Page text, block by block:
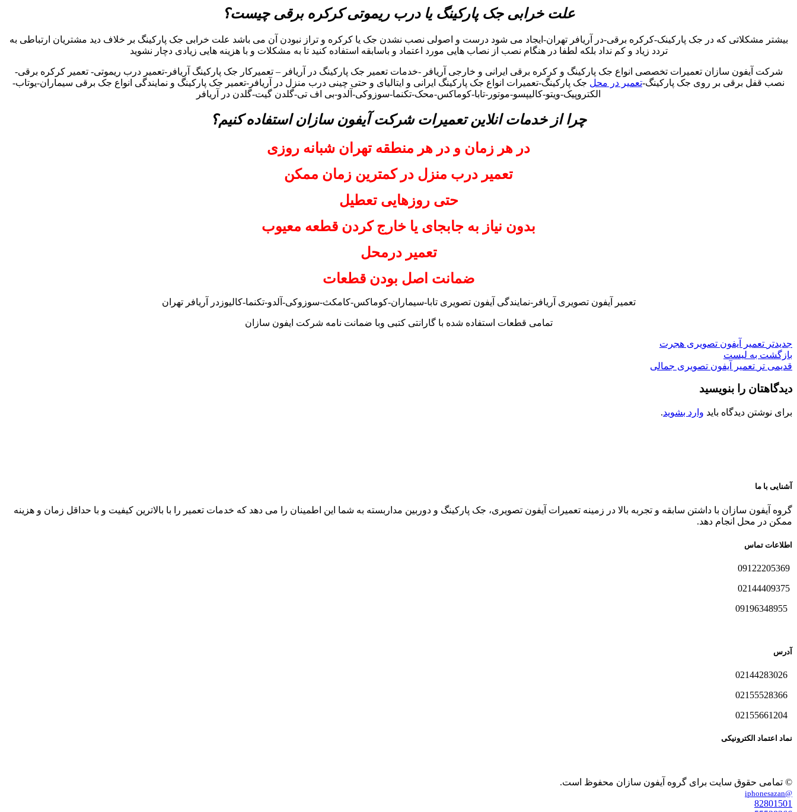
علت خرابی جک پارکینگ یا درب ریموتی کرکره برقی چیست؟
بیشتر مشکلاتی که در جک پارکینک-کرکره برقی-در آریافر تهران-ایجاد می شود درست و اصولی نصب نشدن جک یا کرکره و تراز نبودن آن می باشد علت خرابی جک پارکینگ بر خلاف دید مشتریان ارتباطی به
تردد زیاد و کم نداد بلکه لطفا در هنگام نصب از نصاب هایی مورد اعتماد و باسابقه استفاده کنید تا به مشکلات و با هزینه هایی زیادی دچار نشوید
شرکت آیفون سازان تعمیرات تخصصی انواع جک پارکینگ و کرکره برقی ایرانی و خارجی آریافر -خدمات تعمیر جک پارکینگ در آریافر – تعمیرکار جک پارکینگ آریافر-تعمیر درب ریموتی- تعمیر کرکره برقی-
نصب قفل برقی بر روی جک پارکینگ-تعمیر در محل جک پارکینگ-تعمیرات انواع جک پارکینگ ایرانی و ایتالیای و حتی چینی درب منزل در آریافر-تعمیر جک پارکینگ و نمایندگی انواع جک برقی سیماران-یوتاب-
الکتروپیک-ویتو-کالیپسو-موتور-تابا-کوماکس-محک-تکنما-سوزوکی-آلدو-بی اف تی-گلدن گیت-گلدن در آریافر
چرا از خدمات انلاین تعمیرات شرکت آیفون سازان استفاده کنیم؟
در هر زمان و در هر منطقه تهران شبانه روزی
تعمیر درب منزل در کمترین زمان ممکن
حتی روزهایی تعطیل
بدون نیاز به جابجای یا خارج کردن قطعه معیوب
تعمیر درمحل
ضمانت اصل بودن قطعات
تعمیر آیفون تصویری آریافر-نمایندگی آیفون تصویری تابا-سیماران-کوماکس-کامکث-سوزوکی-آلدو-تکنما-کالیوزدر آریافر تهران
تمامی قطعات استفاده شده با گارانتی کتبی وبا ضمانت نامه شرکت ایفون سازان
جدیدتر تعمیر آیفون تصویری هجرت
بازگشت به لیست
قدیمی تر تعمیر آیفون تصویری جمالی
دیدگاهتان را بنویسید
برای نوشتن دیدگاه باید وارد بشوید.
آشنایی با ما
گروه آیفون سازان با داشتن سابقه و تجربه بالا در زمینه تعمیرات آیفون تصویری، جک پارکینگ و دوربین مداربسته به شما این اطمینان را می دهد که خدمات تعمیر را با بالاترین کیفیت و با حداقل زمان و هزینه
ممکن در محل انجام دهد.
اطلاعات تماس
آدرس
نماد اعتماد الکترونیکی
© تمامی حقوق سایت برای گروه آیفون سازان محفوظ است.
@iphonesazan
82801501